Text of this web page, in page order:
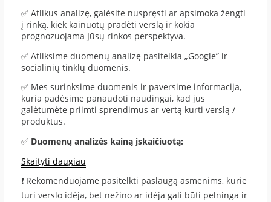
✅ Atlikus analizę, galėsite nuspręsti ar apsimoka žengti
į rinką, kiek kainuotų pradėti verslą ir kokia
prognozuojama Jūsų rinkos perspektyva.
✅ Atliksime duomenų analizę pasitelkia „Google” ir
socialinių tinklų duomenis.
✅ Mes surinksime duomenis ir paversime informacija,
kuria padėsime panaudoti naudingai, kad jūs
galėtumėte priimti sprendimus ar vertą kurti verslą /
produktus.
✅ Duomenų analizės kainą įskaičiuotą:
Skaityti daugiau
❗ Rekomenduojame pasitelkti paslaugą asmenims, kurie
turi verslo idėja, bet nežino ar idėja gali būti pelninga ir